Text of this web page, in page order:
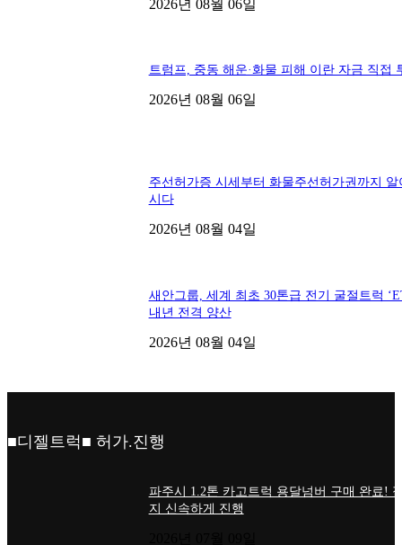
2026년 08월 06일
트럼프, 중동 해운·화물 피해 이란 자금 직접
2026년 08월 06일
주선허가증 시세부터 화물주선허가권까지 알
시다
2026년 08월 04일
새안그룹, 세계 최초 30톤급 전기 굴절트럭
내년 전격 양산
2026년 08월 04일
■디젤트럭■ 허가.진행
파주시 1.2톤 카고트럭 용달넘버 구매 완료!
지 신속하게 진행